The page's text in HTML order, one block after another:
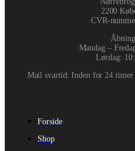
2200
CVR-
Mandag –
Lørdag:
Mail svartid: Inden for 24 timer
Forside
Shop